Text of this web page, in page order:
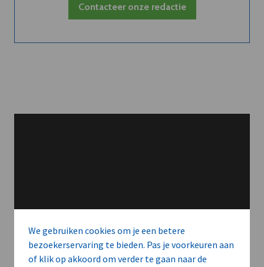
We gebruiken cookies om je een betere
bezoekerservaring te bieden. Pas je voorkeuren aan
of klik op akkoord om verder te gaan naar de
Contacteer onze redactie